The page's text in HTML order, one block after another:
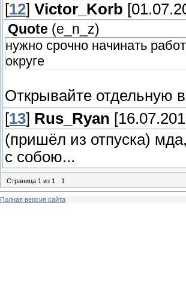
[12] Victor_Korb
Quote (e_n_z)
нужно срочно начинать
округе
Открывайте отдельную
[13] Rus_Ryan
(пришёл из отпуска)
с собою...
Страница 1 из 1 1
Полная версия сайта